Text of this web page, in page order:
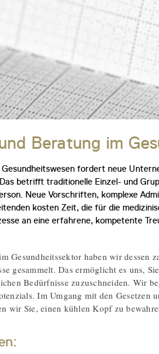
Beratung im
fordert neue
betrifft traditionelle Einzel- und
Neue Vorschriften, komplexe
kosten Zeit, die für die
an eine erfahrene, kompetente
Gesundheitssektor haben wir dessen
gesammelt. Das ermöglicht es uns,
Bedürfnisse zuzuschneiden. Wir
Im Umgang mit den Gesetzen
wir Sie, einen kühlen Kopf zu